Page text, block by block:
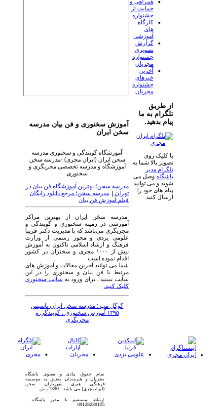
آموزش سخنوری و فن بیان مدرسه
سخن ایران
آموزشگاه گویندگی و سخنوری مدرسه
سخن ایران (ایران مجری) -مدرسه سخن
آموزشگاه و مدرسه تخصصی مجریگری و
سخنوری
مدرسه سخن؛ بهترین آموزشگاه فن بیان در
تهران
مدرسه سخن؛ مرجع دانلود رایگان
فیلم آموزش فن بیان
مدرسه سخن ایران از بهترین مراکز
آموزشی در زمینه سخنوری و گویندگی و
مجریگری می‌باشد که با مدیریت دکتر فریبا
علومی یزدی و مجوز رسمی از وزارت
فرهنگ و ارشاد اسلامی تاکنون به آموزش
بیش از ۱۰۰۰ مجری و سخنران در کشور
اقدام نموده است.
شما می توانید آخرین مقالات و آموزش های
مرتبط با فن بیان و سخنوری را در این
سایت ببینید . برای ورود به سایت سخنوری
کلیک کنید.
گوگل مپ : مدرسه سخن ایران تاسیس
۱۳۹۵ آموزش سخنوری ، گویندگی و
مجریگری
همراهی و
حمایت از
جشنواره
کارگاه
های
آموزشی
گزارش
تصویری
جشنواره
مجریان
آخرین
خبرهای
جشنواره
مجریان
از طریق
تلگرام به ما
پیام بدهید.
با کلیک روی
تصویر بالا شما به
تلگرام مدیر
باشگاه وصل می
شوید و می توانید
پیام های خود را
ارسال کنید.
تمام حقوق مادی و معنوی باشگاه
مجریان و هنرمندان متعلق به موسسه
فرهنگی هنری شهریاران سخن
(ایرانمجری) می باشد. 1390ه.ش
ارتباط مستقیم با مدیر باشگاه :
09128239105